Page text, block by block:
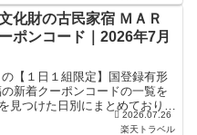
化財の古民家宿 ＭＡＲ
ポンコード｜2026年7月
【１日１組限定】国登録有形
新着クーポンコードの一覧を
見つけた日別にまとめており、
ポンになります。ホテ...2026.07.26
楽天トラベル